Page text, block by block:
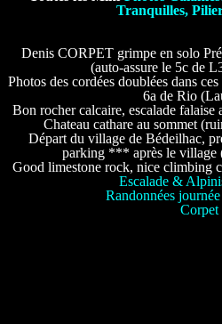
Tranquilles,
Denis CORPET grimpe en solo
(auto-assure le 5c de
Photos des cordées doublées dans
6a de Rio
Bon rocher calcaire, escalade
Chateau cathare au sommet
Départ du village de Bédeilhac,
parking *** après le village
Good limestone rock, nice climbing
Escalade &
Randonnées
Corpet